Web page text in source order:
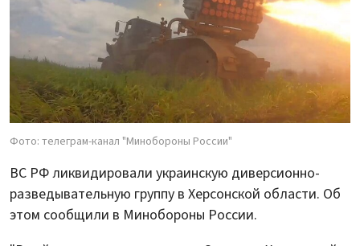
Фото: телеграм-канал "Минобороны России"
ВС РФ ликвидировали украинскую диверсионно-
разведывательную группу в Херсонской области. Об
этом сообщили в Минобороны России.